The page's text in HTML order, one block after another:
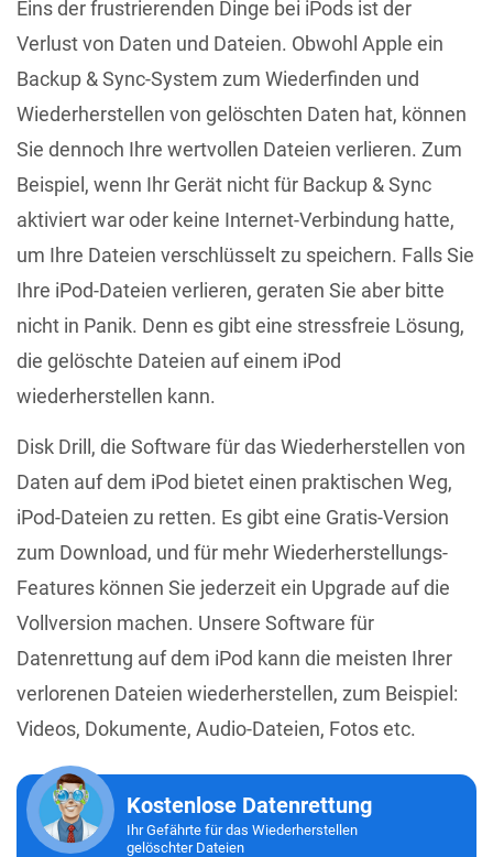
Eins der frustrierenden Dinge bei iPods ist der
Verlust von Daten und Dateien. Obwohl Apple ein
Backup & Sync-System zum Wiederfinden und
Wiederherstellen von gelöschten Daten hat, können
Sie dennoch Ihre wertvollen Dateien verlieren. Zum
Beispiel, wenn Ihr Gerät nicht für Backup & Sync
aktiviert war oder keine Internet-Verbindung hatte,
um Ihre Dateien verschlüsselt zu speichern. Falls Sie
Ihre iPod-Dateien verlieren, geraten Sie aber bitte
nicht in Panik. Denn es gibt eine stressfreie Lösung,
die gelöschte Dateien auf einem iPod
wiederherstellen kann.
Disk Drill, die Software für das Wiederherstellen von
Daten auf dem iPod bietet einen praktischen Weg,
iPod-Dateien zu retten. Es gibt eine Gratis-Version
zum Download, und für mehr Wiederherstellungs-
Features können Sie jederzeit ein Upgrade auf die
Vollversion machen. Unsere Software für
Datenrettung auf dem iPod kann die meisten Ihrer
verlorenen Dateien wiederherstellen, zum Beispiel:
Videos, Dokumente, Audio-Dateien, Fotos etc.
Kostenlose Datenrettung
Ihr Gefährte für das Wiederherstellen
gelöschter Dateien